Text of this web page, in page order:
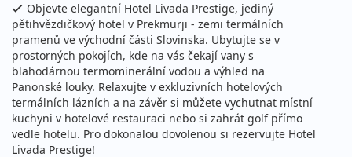
Objevte elegantní Hotel Livada Prestige, jediný
pětihvězdičkový hotel v Prekmurji - zemi termálních
pramenů ve východní části Slovinska. Ubytujte se v
prostorných pokojích, kde na vás čekají vany s
blahodárnou termominerální vodou a výhled na
Panonské louky. Relaxujte v exkluzivních hotelových
termálních lázních a na závěr si můžete vychutnat místní
kuchyni v hotelové restauraci nebo si zahrát golf přímo
vedle hotelu. Pro dokonalou dovolenou si rezervujte Hotel
Livada Prestige!